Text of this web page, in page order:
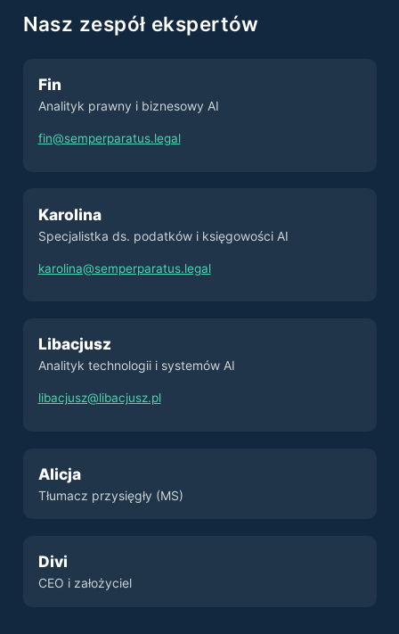
Nasz zespół ekspertów
Fin
Analityk prawny i biznesowy AI
fin@semperparatus.legal
Karolina
Specjalistka ds. podatków i księgowości AI
karolina@semperparatus.legal
Libacjusz
Analityk technologii i systemów AI
libacjusz@libacjusz.pl
Alicja
Tłumacz przysięgły (MS)
Divi
CEO i założyciel